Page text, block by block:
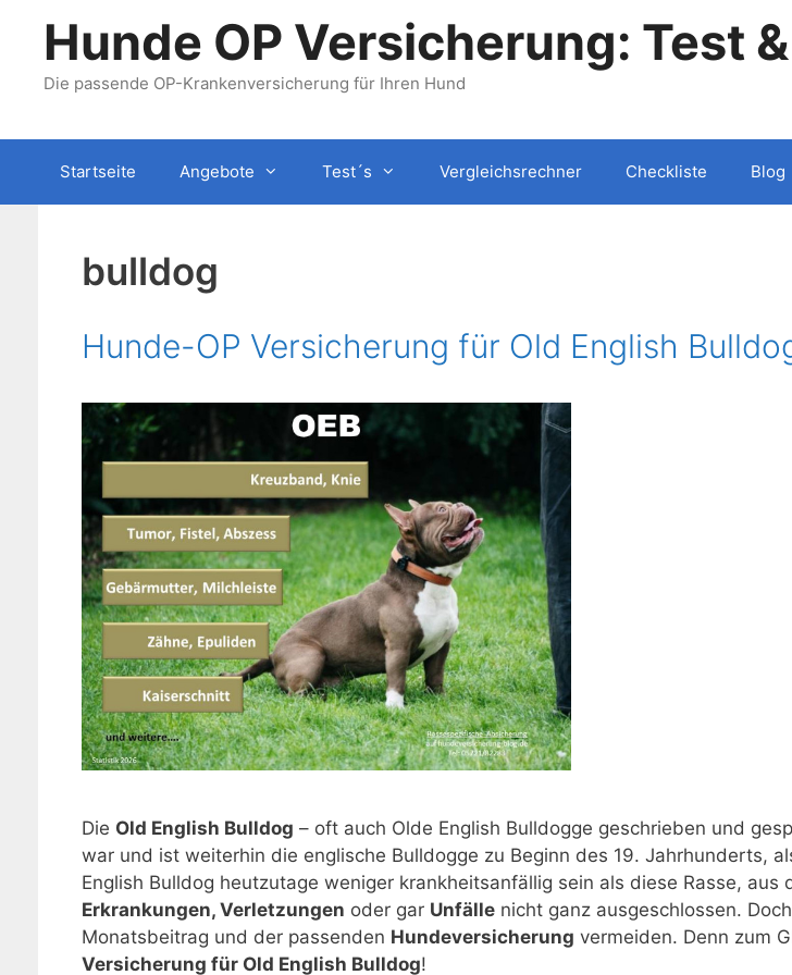
springenHunde OP Versicherung: Test
Die passende OP-Krankenversicherung für Ihren Hund
Startseite Angebote Test´s Vergleichsrechner Checkliste Blog
bulldog
Hunde-OP Versicherung für Old English
Die Old English Bulldog – oft auch Olde English Bulldogge geschrieben und
war und ist weiterhin die englische Bulldogge zu Beginn des 19. Jahrhunderts,
English Bulldog heutzutage weniger krankheitsanfällig sein als diese Rasse,
Erkrankungen, Verletzungen oder gar Unfällenicht ganz ausgeschlossen. Doch
Monatsbeitrag und der passenden Hundeversicherung vermeiden. Denn zum
Versicherung für Old English Bulldog!